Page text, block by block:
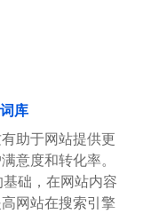
库
助于网站提供更
意度和转化率。
础，在网站内容
网站在搜索引擎